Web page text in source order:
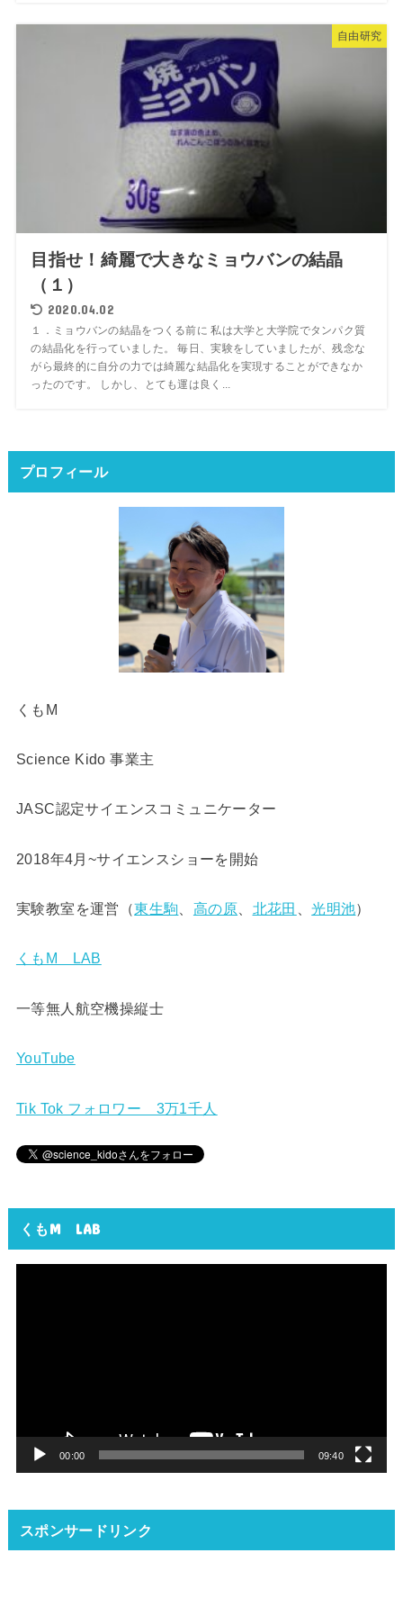
自由研究
目指せ！綺麗で大きなミョウバンの結晶
（１）
2020.04.02
１．ミョウバンの結晶をつくる前に 私は大学と大学院でタンパク質
の結晶化を行っていました。 毎日、実験をしていましたが、残念な
がら最終的に自分の力では綺麗な結晶化を実現することができなか
ったのです。 しかし、とても運は良く...
プロフィール
くもM
Science Kido 事業主
JASC認定サイエンスコミュニケーター
2018年4月~サイエンスショーを開始
実験教室を運営（東生駒 高の原 北花田 、光明池）
くもM LAB
一等無人航空機操縦士
YouTube
Tik Tok フォロワー 3万1千人
くもM LAB
00:00 09:40
スポンサードリンク